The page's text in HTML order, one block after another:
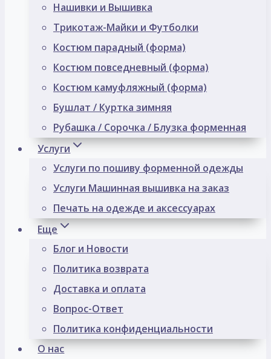
Нашивки и Вышивка
Трикотаж-Майки и Футболки
Костюм парадный (форма)
Костюм повседневный (форма)
Костюм камуфляжный (форма)
Бушлат / Куртка зимняя
Рубашка / Сорочка / Блузка форменная
Услуги
Услуги по пошиву форменной одежды
Услуги Машинная вышивка на заказ
Печать на одежде и аксессуарах
Еще
Блог и Новости
Политика возврата
Доставка и оплата
Вопрос-Ответ
Политика конфиденциальности
О нас